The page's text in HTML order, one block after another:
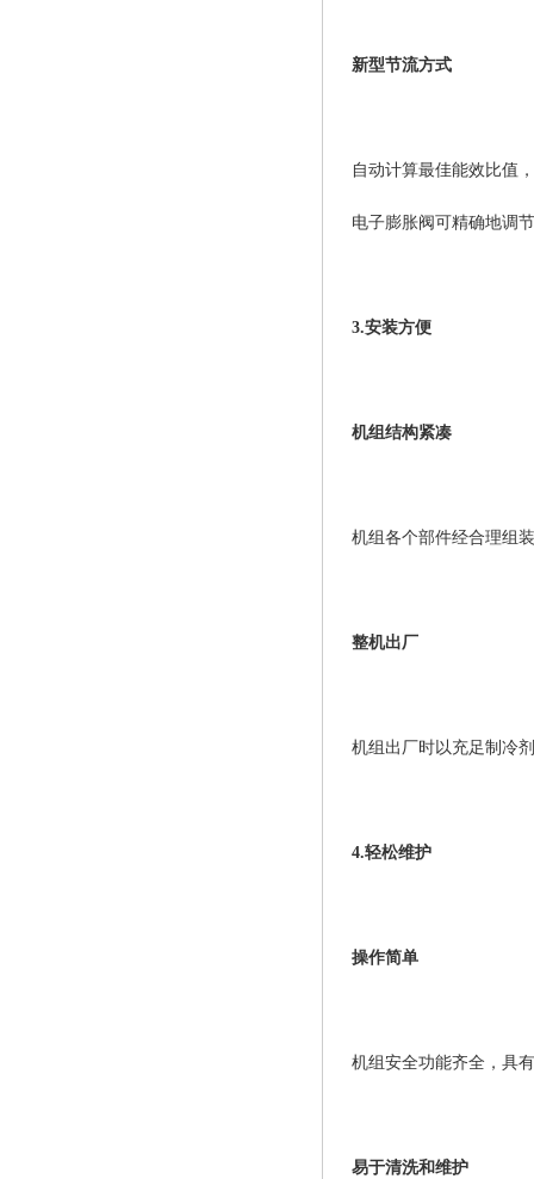
新型节流方式
自动计算最佳能效比值
电子膨胀阀可精确地调
3.安装方便
机组结构紧凑
机组各个部件经合理组
整机出厂
机组出厂时以充足制冷
4.轻松维护
操作简单
机组安全功能齐全，具
易于清洗和维护